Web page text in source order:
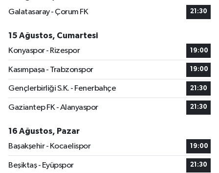
Galatasaray - Çorum FK
21:30
15 Ağustos, Cumartesi
Konyaspor - Rizespor
19:00
Kasımpaşa - Trabzonspor 19:00
Gençlerbirliği S.K. - Fenerbahçe 21:30
Gaziantep FK - Alanyaspor 21:30
16 Ağustos, Pazar
Başakşehir - Kocaelispor
19:00
Beşiktaş - Eyüpspor 21:30